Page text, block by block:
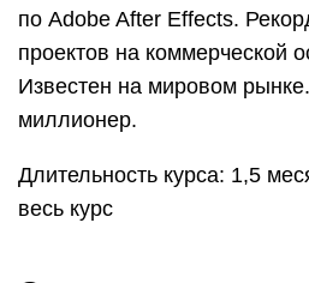
по Adobe After Effects.
проектов на коммерческой
Известен на мировом
миллионер.
Длительность курса: 1,5
весь курс